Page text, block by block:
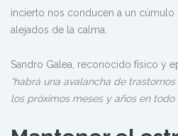
incierto nos conducen a un cúmulo
alejados de la calma.
Sandro Galea, reconocido físico y
“habrá una avalancha de
los próximos meses y años en todo